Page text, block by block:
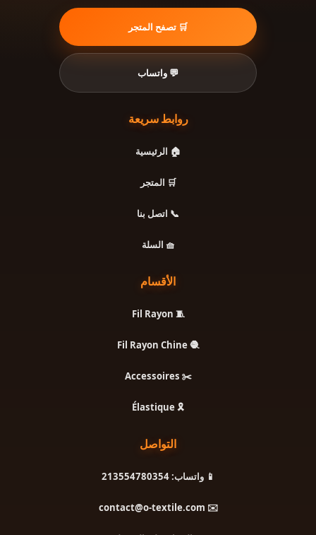
🛒 تصفح المتجر
💬 واتساب
روابط سريعة
🏠 الرئيسية
🛒 المتجر
📞 اتصل بنا
🧺 السلة
الأقسام
🧵 Fil Rayon
🧶 Fil Rayon Chine
✂️ Accessoires
🎗️ Élastique
التواصل
📱 واتساب: 213554780354
✉️ contact@o-textile.com